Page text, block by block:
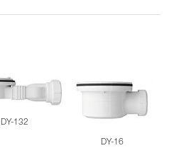
DY-132
DY-16